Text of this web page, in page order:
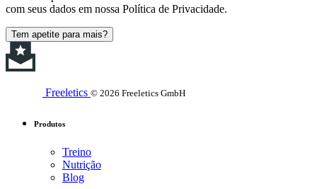
com seus dados em nossa Política de Privacidade.
Tem apetite para mais?
Freeletics © 2026 Freeletics GmbH
Produtos
Treino
Nutrição
Blog